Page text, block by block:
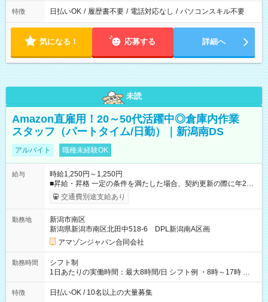
特徴 日払いOK / 履歴書不要 / 電話対応なし / パソコンスキル不要
気になる！ 応募する 詳細へ
未読
Amazon直雇用！20～50代活躍中◎倉庫内作業
スタッフ（パートタイム/日勤）｜新潟南DS
アルバイト 職種未経験OK
給与
時給1,250円～1,250円
■昇給・昇格 一定の条件を満たした場合、契約更新の際に年2回
まで昇給の機会があります。 ■正社員登用制度あり ※月末締/翌
月25日支払い ※時間外手当、別途支給 ※深夜割増賃金 (22:00～
☆Amazon直雇用で安定して働けます！ 【試用期間】試用期間
あり 試用期間の長さ：1週間 雇用形態、給与は本採用時と同じ
です。
交通費別途支給あり
勤務地
新潟市南区
新潟県新潟市南区北田中518-6 DPL新潟南A区画
アマゾンジャパン合同会社
勤務時間
シフト制
1日あたりの実働時間：最大8時間/日 シフト例 ・8時～17時 ・
12時～21時
特徴 日払いOK / 10名以上の大量募集